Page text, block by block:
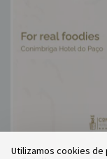
Utilizamos cookies